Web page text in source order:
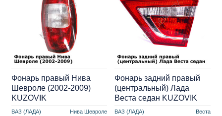
ВАЗ (ЛАДА) Нива Шевроле
Фонарь правый Нива
Шевроле (2002-2009)
KUZOVIK
ВАЗ (ЛАДА) Веста
Фонарь задний правый
(центральный) Лада
Веста седан KUZOVIK